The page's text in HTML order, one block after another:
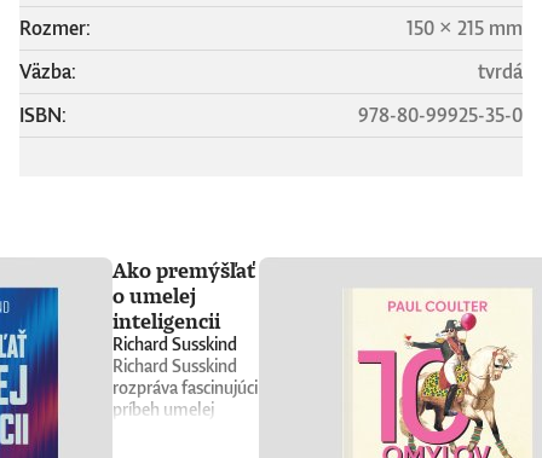
Rozmer:
150 × 215 mm
Väzba:
tvrdá
ISBN:
978-80-99925-35-0
Ako premýšľať
o umelej
inteligencii
Richard Susskind
Richard Susskind
rozpráva fascinujúci
príbeh umelej